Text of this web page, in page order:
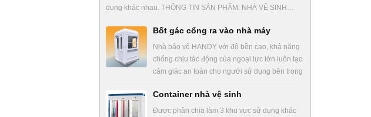
dụng khác nhau. THÔNG TIN SẢN PHẨM: NHÀ VỆ SINH…
Bốt gác cổng ra vào nhà máy
Nhà bảo vệ HANDY với độ bền cao, khả năng
chống chịu tác động của ngoại lực lớn luôn tạo
cảm giác an toàn cho người sử dụng bên trong
Container nhà vệ sinh
Được phân chia làm 3 khu vực sử dụng khác